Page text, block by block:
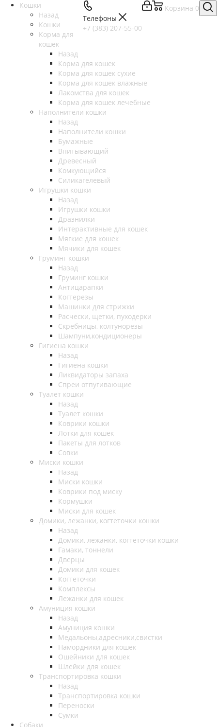
Корзина 0
Телефоны
+7 (383) 207-55-00
Кошки
Назад
Кошки
Корма для
кошек
Назад
Корма для кошек
Корма для кошек сухие
Корма для кошек влажные
Лакомства для кошек
Корма для кошек лечебные
Наполнители кошки
Назад
Наполнители кошки
Бумажные
Впитывающий
Древесный
Комкующийся
Силикагелевый
Игрушки кошки
Назад
Игрушки кошки
Дразнилки
Интерактивные для кошек
Мягкие для кошек
Мячики для кошек
Груминг кошки
Назад
Груминг кошки
Антицарапки
Когтерезы
Машинки для стрижки
Расчески, щетки, пуходерки
Скребницы, колтунорезы
Шампуни,кондиционеры
Гигиена кошки
Назад
Гигиена кошки
Ликвидаторы запаха
Спреи отпугивающие
Туалет кошки
Назад
Туалет кошки
Коврики кошки
Лотки для кошек
Пакеты для лотков
Совки
Миски кошки
Назад
Миски кошки
Коврики под миску
Кормушки
Миски для кошек
Домики, лежанки, когтеточки кошки
Назад
Домики, лежанки, когтеточки кошки
Гамаки, тоннели
Дверцы
Домики для кошек
Когтеточки
Комплексы
Лежанки для кошек
Амуниция кошки
Назад
Амуниция кошки
Медальоны,адресники,свистки
Намордники для кошек
Ошейники для кошек
Шлейки для кошек
Транспортировка кошки
Назад
Транспортировка кошки
Переноски
Сумки
Собаки